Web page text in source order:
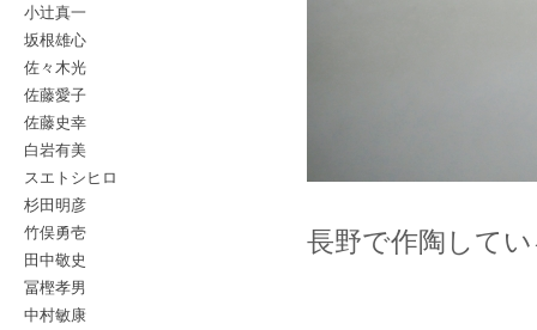
小辻真一
坂根雄心
佐々木光
佐藤愛子
佐藤史幸
白岩有美
スエトシヒロ
杉田明彦
竹俣勇壱
田中敬史
冨樫孝男
中村敏康
長野で作陶して